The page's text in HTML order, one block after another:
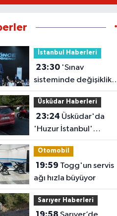
İstanbul Haberleri
23:30'Sınav
sisteminde değişiklik
yok ama sorular
müfredata uygun hale
gelecek'
Üsküdar Haberleri
23:24
'Huzur İstanbul'
denetimi
Otomobil
19:59
ağı hızla büyüyor
Sarıyer Haberleri
19:58